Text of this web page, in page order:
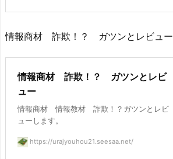
情報商材 詐欺！？ ガツンとレビュー
情報商材 詐欺！？ ガツンとレビ
ュー
情報商材 情報教材 詐欺！？ガツンとレビ
ューします。
https://urajyouhou21.seesaa.net/